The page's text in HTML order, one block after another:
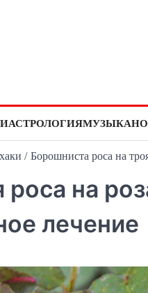
АСТРОЛОГИЯМУЗЫКА
Борошниста роса на
роса на
лечение